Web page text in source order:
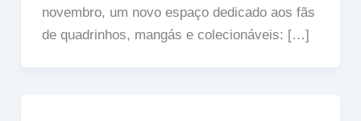
novembro, um novo espaço dedicado aos fãs
de quadrinhos, mangás e colecionáveis: […]